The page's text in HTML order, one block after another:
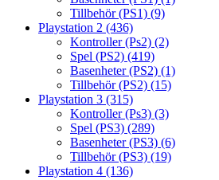
Tillbehör (PS1) (9)
Playstation 2 (436)
Kontroller (Ps2) (2)
Spel (PS2) (419)
Basenheter (PS2) (1)
Tillbehör (PS2) (15)
Playstation 3 (315)
Kontroller (Ps3) (3)
Spel (PS3) (289)
Basenheter (PS3) (6)
Tillbehör (PS3) (19)
Playstation 4 (136)